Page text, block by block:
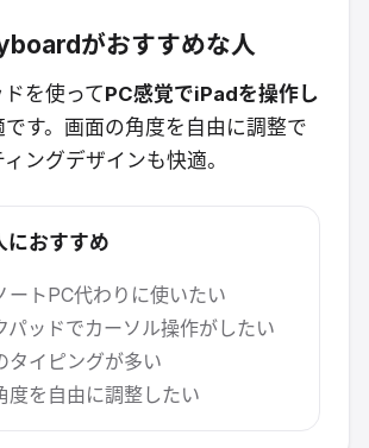
がおすすめな人
ドを使ってPC感覚でiPadを操作し
です。画面の角度を自由に調整で
ングデザインも快適。
におすすめ
ートPC代わりに使いたい
パッドでカーソル操作がしたい
タイピングが多い
度を自由に調整したい